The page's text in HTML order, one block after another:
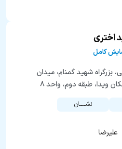
اختری
بزرگراه شهید گمنام، میدان
ویدا، طبقه دوم، واحد ۸
نشــــان
علیرضا